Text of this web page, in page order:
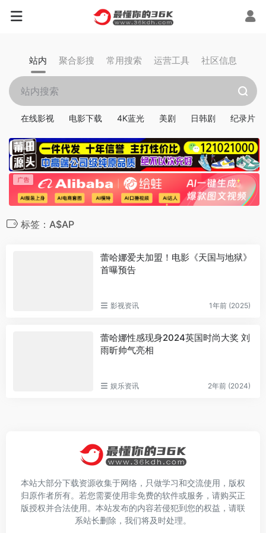
站内 聚合影搜 常用搜索 运营工具 社区信息
在线影视 电影下载 4K蓝光 美剧 日韩剧 纪录片
标签：A$AP
蕾哈娜爱夫加盟！电影《天国与地狱》
首曝预告
影视资讯 1年前 (2025)
蕾哈娜性感现身2024英国时尚大奖 刘
雨昕帅气亮相
娱乐资讯 2年前 (2024)
本站大部分下载资源收集于网络，只做学习和交流使用，版权
归原作者所有。若您需要使用非免费的软件或服务，请购买正
版授权并合法使用。本站发布的内容若侵犯到您的权益，请联
系站长删除，我们将及时处理。